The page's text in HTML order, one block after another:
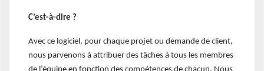
C’est-à-dire ?
Avec ce logiciel, pour chaque projet ou demande de client,
nous parvenons à attribuer des tâches à tous les membres